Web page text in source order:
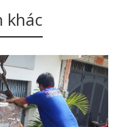
khác